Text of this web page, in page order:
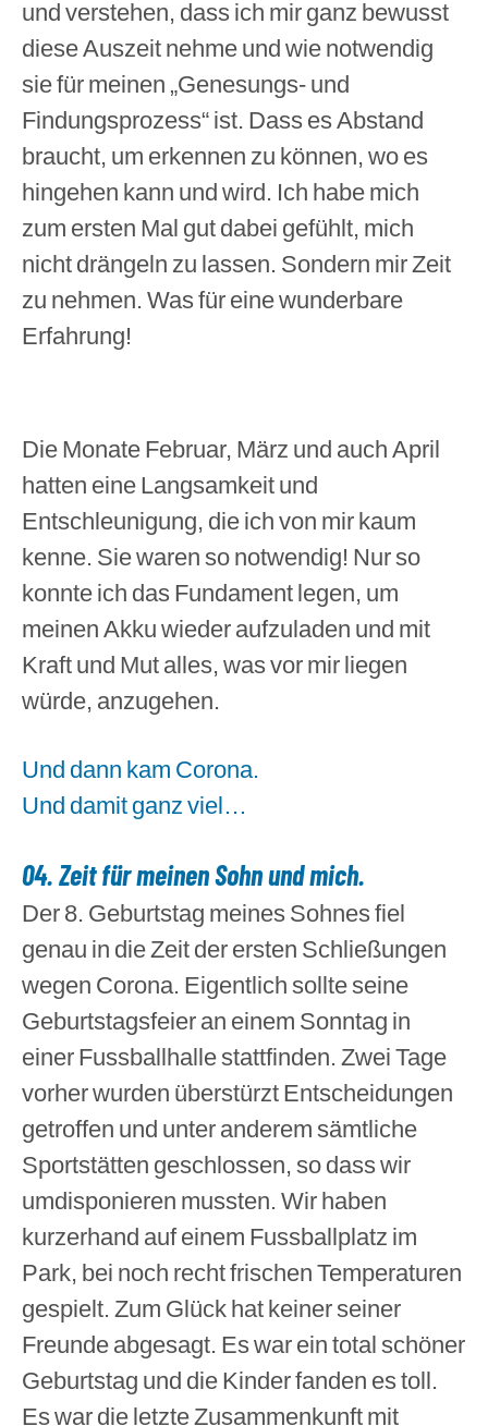
und verstehen, dass ich mir ganz bewusst
diese Auszeit nehme und wie notwendig
sie für meinen „Genesungs- und
Findungsprozess“ ist. Dass es Abstand
braucht, um erkennen zu können, wo es
hingehen kann und wird. Ich habe mich
zum ersten Mal gut dabei gefühlt, mich
nicht drängeln zu lassen. Sondern mir Zeit
zu nehmen. Was für eine wunderbare
Erfahrung!
Die Monate Februar, März und auch April
hatten eine Langsamkeit und
Entschleunigung, die ich von mir kaum
kenne. Sie waren so notwendig! Nur so
konnte ich das Fundament legen, um
meinen Akku wieder aufzuladen und mit
Kraft und Mut alles, was vor mir liegen
würde, anzugehen.
Und dann kam Corona.
Und damit ganz viel…
04. Zeit für meinen Sohn und mich.
Der 8. Geburtstag meines Sohnes fiel
genau in die Zeit der ersten Schließungen
wegen Corona. Eigentlich sollte seine
Geburtstagsfeier an einem Sonntag in
einer Fussballhalle stattfinden. Zwei Tage
vorher wurden überstürzt Entscheidungen
getroffen und unter anderem sämtliche
Sportstätten geschlossen, so dass wir
umdisponieren mussten. Wir haben
kurzerhand auf einem Fussballplatz im
Park, bei noch recht frischen Temperaturen
gespielt. Zum Glück hat keiner seiner
Freunde abgesagt. Es war ein total schöner
Geburtstag und die Kinder fanden es toll.
Es war die letzte Zusammenkunft mit